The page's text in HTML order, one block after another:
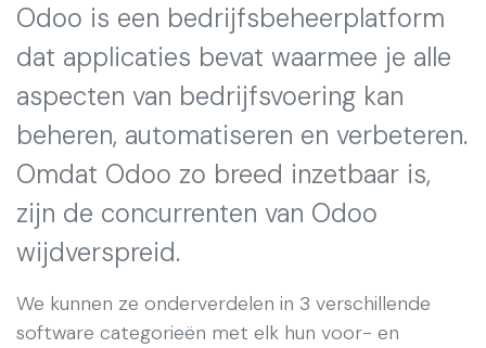
Odoo is een bedrijfsbeheerplatform
dat applicaties bevat waarmee je alle
aspecten van bedrijfsvoering kan
beheren, automatiseren en verbeteren.
Omdat Odoo zo breed inzetbaar is,
zijn de concurrenten van Odoo
wijdverspreid.
We kunnen ze onderverdelen in 3 verschillende
software categorieën met elk hun voor- en